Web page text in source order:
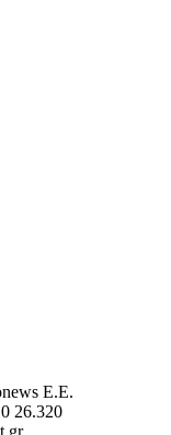
Ε.E.
26.320